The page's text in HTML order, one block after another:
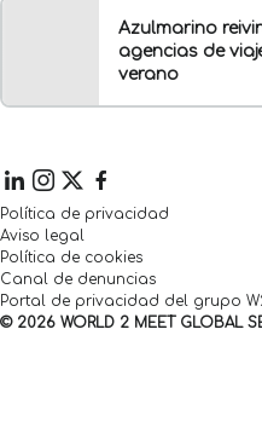
Azulmarino
agencias de
verano
© 2026 WORLD 2 MEET GLOBAL
Política de privacidad
Aviso legal
Política de cookies
Canal de denuncias
Portal de privacidad del grupo